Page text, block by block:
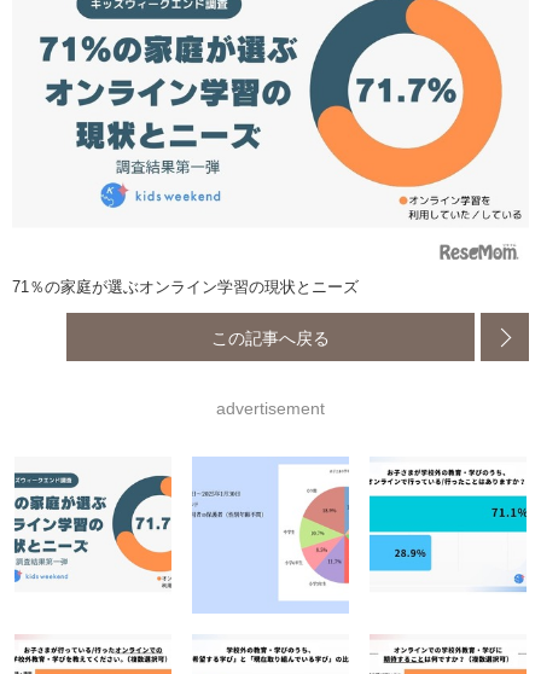
71％の家庭が選ぶオンライン学習の現状とニーズ
この記事へ戻る
advertisement